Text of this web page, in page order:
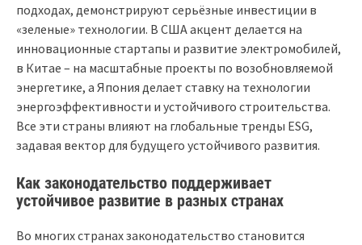
подходах, демонстрируют серьёзные инвестиции в
«зеленые» технологии. В США акцент делается на
инновационные стартапы и развитие электромобилей,
в Китае – на масштабные проекты по возобновляемой
энергетике, а Япония делает ставку на технологии
энергоэффективности и устойчивого строительства.
Все эти страны влияют на глобальные тренды ESG,
задавая вектор для будущего устойчивого развития.
Как законодательство поддерживает
устойчивое развитие в разных странах
Во многих странах законодательство становится